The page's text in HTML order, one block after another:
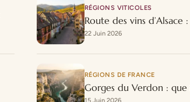
RÉGIONS VITICOLES
Route des vins
22 Juin 2026
RÉGIONS DE FRANCE
Gorges du Verdon :
15 Juin 2026